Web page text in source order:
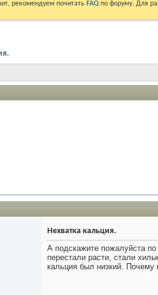
рекомендуем почитать FAQ по форуму. Для
Нехватка кальция.
А подскажите пожалуйста
перестали расти, стали
кальция был низкий.